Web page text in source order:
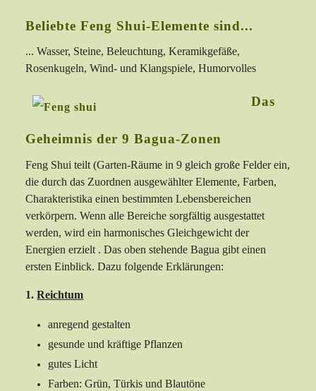
Beliebte Feng Shui-Elemente sind...
... Wasser, Steine, Beleuchtung, Keramikgefäße,
Rosenkugeln, Wind- und Klangspiele, Humorvolles
Das
Geheimnis der 9 Bagua-Zonen
Feng Shui teilt (Garten-Räume in 9 gleich große Felder ein,
die durch das Zuordnen ausgewählter Elemente, Farben,
Charakteristika einen bestimmten Lebensbereichen
verkörpern. Wenn alle Bereiche sorgfältig ausgestattet
werden, wird ein harmonisches Gleichgewicht der
Energien erzielt . Das oben stehende Bagua gibt einen
ersten Einblick. Dazu folgende Erklärungen:
1.Reichtum
anregend gestalten
gesunde und kräftige Pflanzen
gutes Licht
Farben: Grün, Türkis und Blautöne